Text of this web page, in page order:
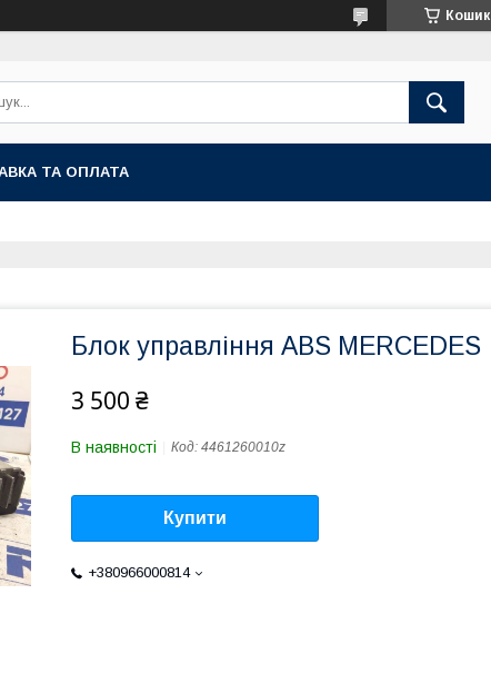
Кошик
ТА ОПЛАТА
Блок управління ABS MERCEDES
3 500 ₴
В наявності Код: 4461260010z
Купити
+380966000814